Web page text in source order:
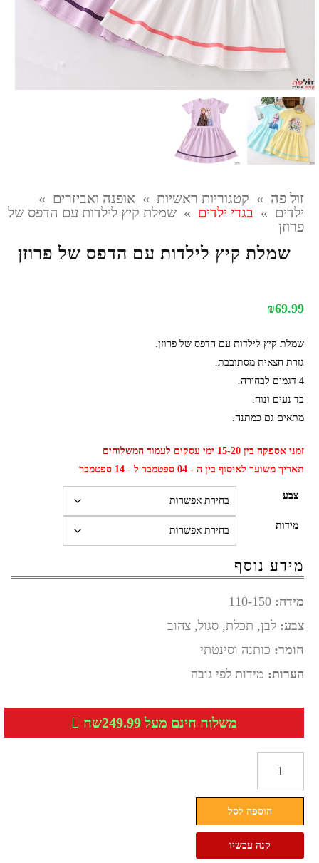
זול פה » קטגוריות ראשיות » אופנה ואביזרים »
ילדים » בגדי ילדים » שמלת קיץ לילדות עם הדפס של
פרוזן
שמלת קיץ לילדות עם הדפס של פרוזן
₪69.99
שמלת קיץ לילדות עם הדפס של פרוזן.
גזרת חצאית מסתובבת.
4 דגמים לבחירה.
בד נעים ונוח.
מתאים גם כמתנה.
זמני אספקה בין 15-20 ימי עסקים
לעמוד המשלוחים
תאריך משוער לאיסוף בין ה - 04 ספטמבר ל - 14 ספטמבר
צבע
מידות
מידע נוסף
מידה: 110-150
צבע: לבן, תכלת, סגול, צהוב
חומר: כותנה וסינטתי
הערות: מידות לפי גובה
משלוח חינם מעל 249.99שח
שמלת
לילדות
הוספה לסל
קנה עכשיו